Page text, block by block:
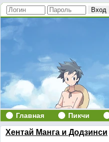
Главная Пикчи
Хентай Манга и Додзинси